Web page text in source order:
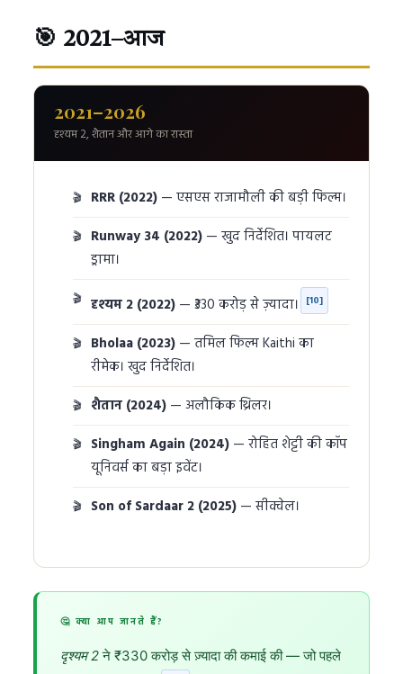
🎯 2021–आज
2021–2026
दृश्यम 2, शैतान और आगे का रास्ता
RRR (2022) — एसएस राजामौली की बड़ी फिल्म।
Runway 34 (2022) — खुद निर्देशित। पायलट
ड्रामा।
दृश्यम 2 (2022) — ₹330 करोड़ से ज़्यादा। [10]
Bholaa (2023) — तमिल फिल्म Kaithi का
रीमेक। खुद निर्देशित।
शैतान (2024) — अलौकिक थ्रिलर।
Singham Again (2024) — रोहित शेट्टी की कॉप
यूनिवर्स का बड़ा इवेंट।
Son of Sardaar 2 (2025) — सीक्वेल।
🤔 क्या आप जानते हैं?
दृश्यम 2ने ₹330 करोड़ से ज़्यादा की कमाई की — जो पहले